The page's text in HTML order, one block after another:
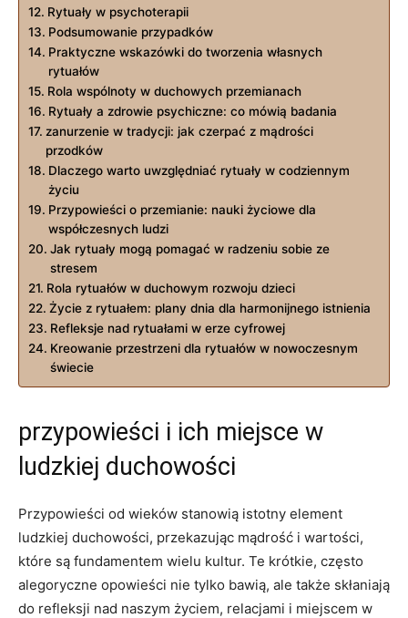
Rytuały w psychoterapii
Podsumowanie przypadków
Praktyczne wskazówki do tworzenia własnych
rytuałów
Rola wspólnoty w duchowych przemianach
Rytuały a zdrowie psychiczne: co mówią badania
zanurzenie w tradycji: jak czerpać z mądrości
przodków
Dlaczego warto uwzględniać rytuały w codziennym
życiu
Przypowieści o przemianie: nauki życiowe dla
współczesnych ludzi
Jak rytuały mogą pomagać w radzeniu sobie ze
stresem
Rola rytuałów w duchowym rozwoju dzieci
Życie z rytuałem: plany dnia dla harmonijnego istnienia
Refleksje nad rytuałami w erze cyfrowej
Kreowanie przestrzeni dla rytuałów w nowoczesnym
świecie
przypowieści i ich miejsce w
ludzkiej duchowości
Przypowieści od wieków stanowią istotny element
ludzkiej duchowości, przekazując mądrość i wartości,
które są fundamentem wielu kultur. Te krótkie, często
alegoryczne opowieści nie tylko bawią, ale także skłaniają
do refleksji nad naszym życiem, relacjami i miejscem w